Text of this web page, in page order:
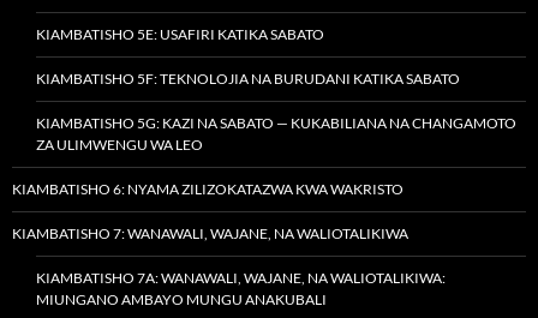
KIAMBATISHO 5E: USAFIRI KATIKA SABATO
KIAMBATISHO 5F: TEKNOLOJIA NA BURUDANI KATIKA SABATO
KIAMBATISHO 5G: KAZI NA SABATO — KUKABILIANA NA CHANGAMOTO
ZA ULIMWENGU WA LEO
KIAMBATISHO 6: NYAMA ZILIZOKATAZWA KWA WAKRISTO
KIAMBATISHO 7: WANAWALI, WAJANE, NA WALIOTALIKIWA
KIAMBATISHO 7A: WANAWALI, WAJANE, NA WALIOTALIKIWA:
MIUNGANO AMBAYO MUNGU ANAKUBALI